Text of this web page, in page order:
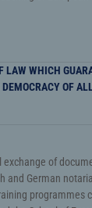
LAW WHICH
OF
exchange of
and German
programmes